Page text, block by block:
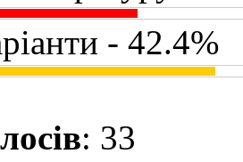
- 42.4%
: 33